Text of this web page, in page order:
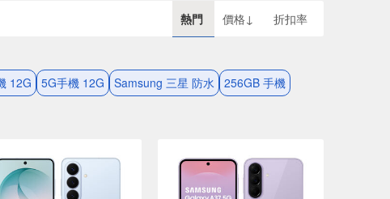
熱門 價格↓ 折扣率
12G 5G手機 12G Samsung 三星 防水 256GB 手機